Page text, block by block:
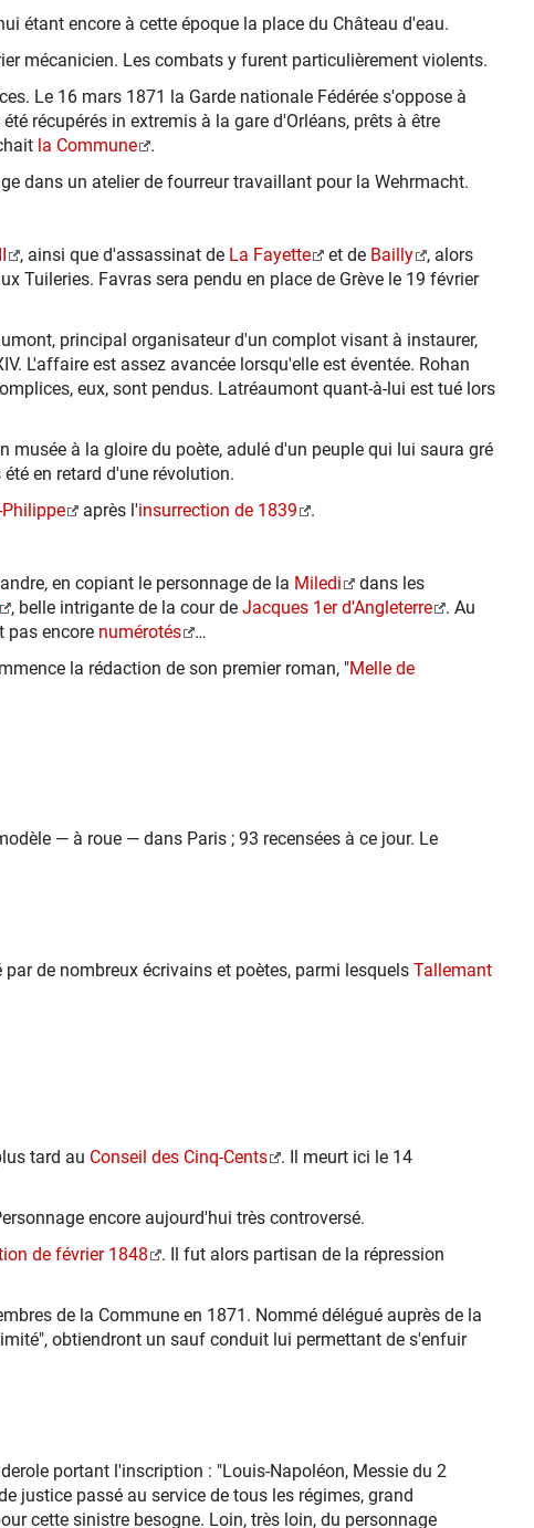
étant encore à cette époque la place du Château d'eau.
mécanicien. Les combats y furent particulièrement violents.
Le 16 mars 1871 la Garde nationale Fédérée s'oppose à
récupérés in extremis à la gare d'Orléans, prêts à être
la Commune
.
dans un atelier de fourreur travaillant pour la Wehrmacht.
, ainsi que d'assassinat de La Fayette et de Bailly
, alors
Tuileries. Favras sera pendu en place de Grève le 19 février
principal organisateur d'un complot visant à instaurer,
L'affaire est assez avancée lorsqu'elle est éventée. Rohan
eux, sont pendus. Latréaumont quant-à-lui est tué lors
à la gloire du poète, adulé d'un peuple qui lui saura gré
en retard d'une révolution.
après l'insurrection de 1839
.
en copiant le personnage de la Miledi
dans les
, belle intrigante de la cour de Jacques 1er d'Angleterre
. Au
pas encore numérotés
…
la rédaction de son premier roman, "Melle de
— à roue — dans Paris ; 93 recensées à ce jour. Le
de nombreux écrivains et poètes, parmi lesquels Tallemant
tard au Conseil des Cinq-Cents
. Il meurt ici le 14
encore aujourd'hui très controversé.
de février 1848
. Il fut alors partisan de la répression
de la Commune en 1871. Nommé délégué auprès de la
obtiendront un sauf conduit lui permettant de s'enfuir
portant l'inscription : "Louis-Napoléon, Messie du 2
justice passé au service de tous les régimes, grand
cette sinistre besogne. Loin, très loin, du personnage